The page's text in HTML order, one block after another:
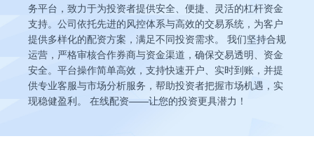
务平台，致力于为投资者提供安全、便捷、灵活的杠杆资金
支持。公司依托先进的风控体系与高效的交易系统，为客户
提供多样化的配资方案，满足不同投资需求。 我们坚持合规
运营，严格审核合作券商与资金渠道，确保交易透明、资金
安全。平台操作简单高效，支持快速开户、实时到账，并提
供专业客服与市场分析服务，帮助投资者把握市场机遇，实
现稳健盈利。 在线配资——让您的投资更具潜力！